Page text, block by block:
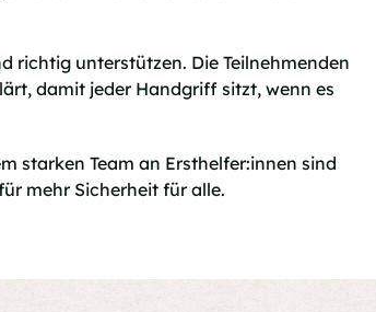
richtig unterstützen. Die Teilnehmenden
damit jeder Handgriff sitzt, wenn es
starken Team an Ersthelfer:innen sind
mehr Sicherheit für alle.